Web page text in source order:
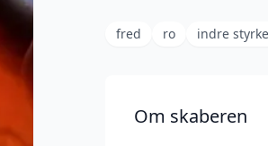
fred ro indre styrke
Om skaberen